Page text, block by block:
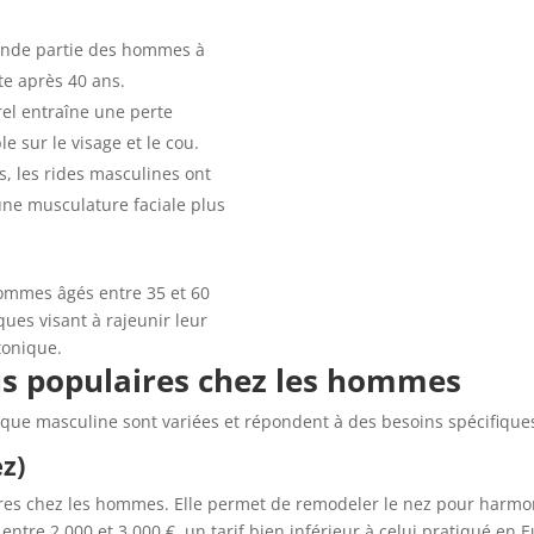
partie des hommes à
après 40 ans.
entraîne une perte
sur le visage et le cou.
les rides masculines ont
musculature faciale plus
âgés entre 35 et 60
visant à rajeunir leur
populaires chez les hommes
masculine sont variées et répondent à des besoins
chez les hommes. Elle permet de remodeler le nez pour